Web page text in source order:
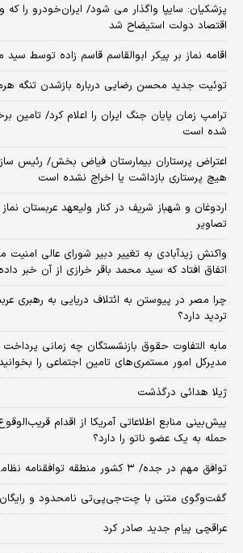
پزشکیان: سایپا واگذار می شود/ ایران‌خودرو را که
اقتصاد دولت استیضاح شد
اقامه نماز بر پیکر ابوالقاسم قاسم زاده توسط
توئیت جدید محسن رضایی درباره بازشدن تنگه
ترامپ زمان پایان جنگ ایران را اعلام کرد/ تامین
شده است
اعتراض پرستاران بیمارستان فیاض بخش/ رئیس
هیچ پرستاری بازداشت یا اخراج نشده است
اردوغان و شهباز شریف در کنار ولیعهد عربستان
تصاویر
واکنش زیدآبادی به تغییر دبیر شورای عالی
اتفاق افتاد که سید محمد باقر خرازی از آن خبر
چرا مصر در پیوستن به ائتلاف دریایی به رهبری
تردید دارد؟
مابه التفاوت حقوق بازنشستگان چه زمانی
مدیرکل امور مستمری‌های تامین اجتماعی را
ژیلا هدائی درگذشت
پیش‌بینی منابع اطلاعاتی آمریکا از اقدام
حمله به یک عضو ناتو را دارد؟
توافق مهم در جده/ ۳ کشور منطقه توافقنامه نظامی امضا می‌کنند
گفت‌وگوی متنی با چت‌جی‌پی‌تی نامحدود و
عراقچی پیام جدید صادر کرد